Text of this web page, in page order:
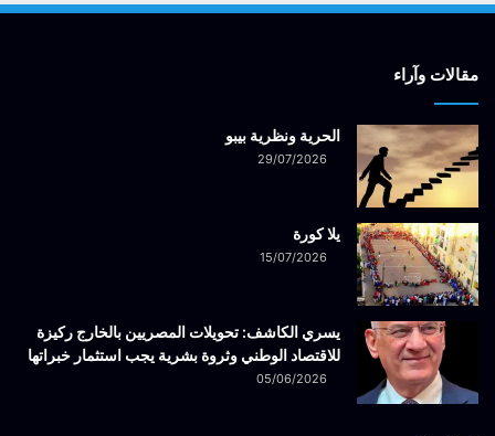
مقالات وآراء
الحرية ونظرية بيبو
29/07/2026
يلا كورة
15/07/2026
يسري الكاشف: تحويلات المصريين بالخارج ركيزة
للاقتصاد الوطني وثروة بشرية يجب استثمار خبراتها
05/06/2026